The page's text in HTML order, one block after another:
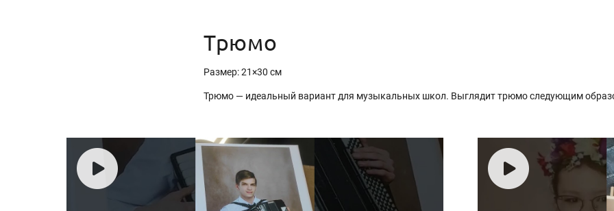
Трюмо
Размер: 21×30 см
Трюмо — идеальный вариант для музыкальных школ. Выглядит трюмо следующим